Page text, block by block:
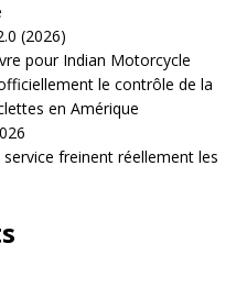
(2026)
pour Indian Motorcycle
le contrôle de la
en Amérique
freinent réellement les